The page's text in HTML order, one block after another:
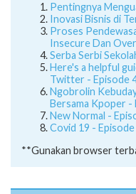
Pentingnya
Inovasi Bisnis di
Proses
Insecure Dan
Serba Serbi
Here's a helpful
Twitter - Episode
Ngobrolin
Bersama Kpoper -
New Normal -
Covid 19 - Episode
**Gunakan browser